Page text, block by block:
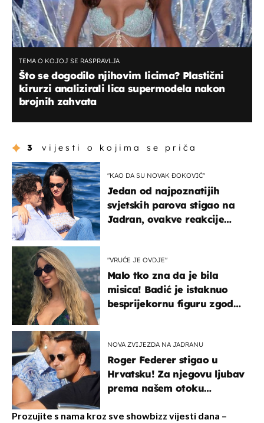
TEMA O KOJOJ SE RASPRAVLJA
Što se dogodilo njihovim licima? Plastični
kirurzi analizirali lica supermodela nakon
brojnih zahvata
3 vijesti o kojima se priča
"KAO DA SU NOVAK ĐOKOVIĆ"
Jedan od najpoznatijih
svjetskih parova stigao na
Jadran, ovakve reakcije
"VRUĆE JE OVDJE"
Malo tko zna da je bila
misica! Badić je istaknuo
besprijekornu figuru zgodne
NOVA ZVIJEZDA NA JADRANU
Roger Federer stigao u
Hrvatsku! Za njegovu ljubav
prema našem otoku
Hrvat
Prozujite s nama kroz sve showbizz vijesti dana –